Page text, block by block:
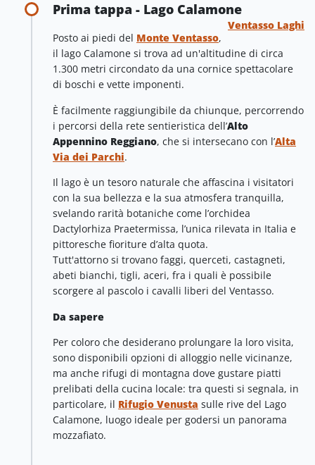
Prima tappa - Lago Calamone
Ventasso Laghi
Posto ai piedi del Monte Ventasso,
il lago Calamone si trova ad un'altitudine di circa
1.300 metri circondato da una cornice spettacolare
di boschi e vette imponenti.
È facilmente raggiungibile da chiunque, percorrendo
i percorsi della rete sentieristica dell’Alto
Appennino Reggiano, che si intersecano con l’Alta
Via dei Parchi.
Il lago è un tesoro naturale che affascina i visitatori
con la sua bellezza e la sua atmosfera tranquilla,
svelando rarità botaniche come l’orchidea
Dactylorhiza Praetermissa, l’unica rilevata in Italia e
pittoresche fioriture d’alta quota.
Tutt'attorno si trovano faggi, querceti, castagneti,
abeti bianchi, tigli, aceri, fra i quali è possibile
scorgere al pascolo i cavalli liberi del Ventasso.
Da sapere
Per coloro che desiderano prolungare la loro visita,
sono disponibili opzioni di alloggio nelle vicinanze,
ma anche rifugi di montagna dove gustare piatti
prelibati della cucina locale: tra questi si segnala, in
particolare, il Rifugio Venusta sulle rive del Lago
Calamone, luogo ideale per godersi un panorama
mozzafiato.